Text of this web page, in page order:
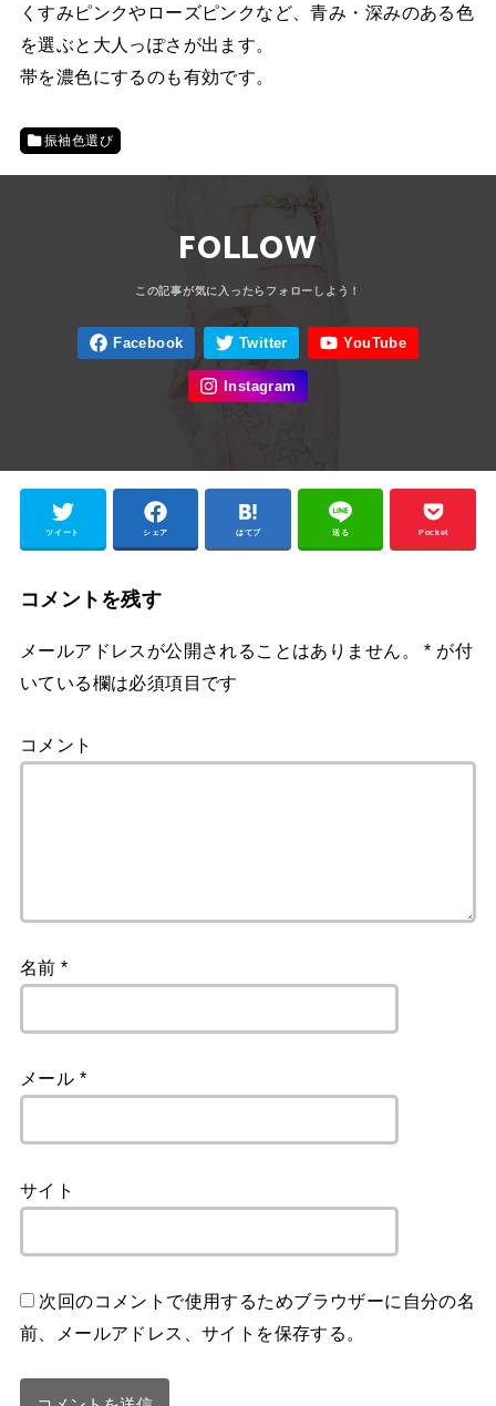
くすみピンクやローズピンクなど、青み・深みのある色
を選ぶと大人っぽさが出ます。
帯を濃色にするのも有効です。
振袖色選び
FOLLOW
ツイート シェア はてブ 送る Pocket
コメントを残す
メールアドレスが公開されることはありません。 * が付
いている欄は必須項目です
コメント
名前*
メール *
サイト
次回のコメントで使用するためブラウザーに自分の名
前、メールアドレス、サイトを保存する。